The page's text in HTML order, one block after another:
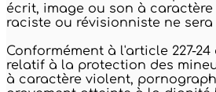
écrit, image ou son à
raciste ou révisionniste ne sera
Conformément à l'article 227-
relatif à la protection des
à caractère violent,